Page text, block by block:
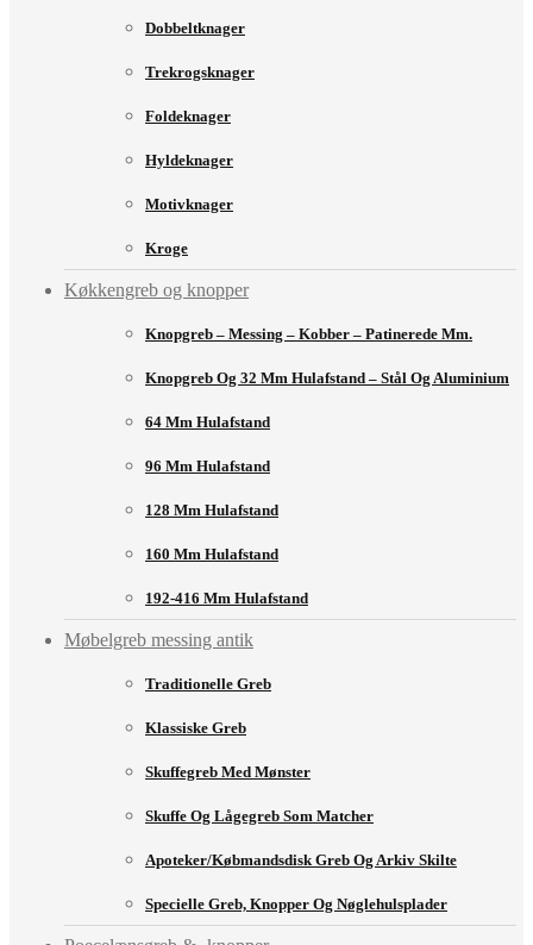
Dobbeltknager
Trekrogsknager
Foldeknager
Hyldeknager
Motivknager
Kroge
Køkkengreb og knopper
Knopgreb – Messing – Kobber – Patinerede Mm.
Knopgreb Og 32 Mm Hulafstand – Stål Og Aluminium
64 Mm Hulafstand
96 Mm Hulafstand
128 Mm Hulafstand
160 Mm Hulafstand
192-416 Mm Hulafstand
Møbelgreb messing antik
Traditionelle Greb
Klassiske Greb
Skuffegreb Med Mønster
Skuffe Og Lågegreb Som Matcher
Apoteker/købmandsdisk Greb Og Arkiv Skilte
Specielle Greb, Knopper Og Nøglehulsplader